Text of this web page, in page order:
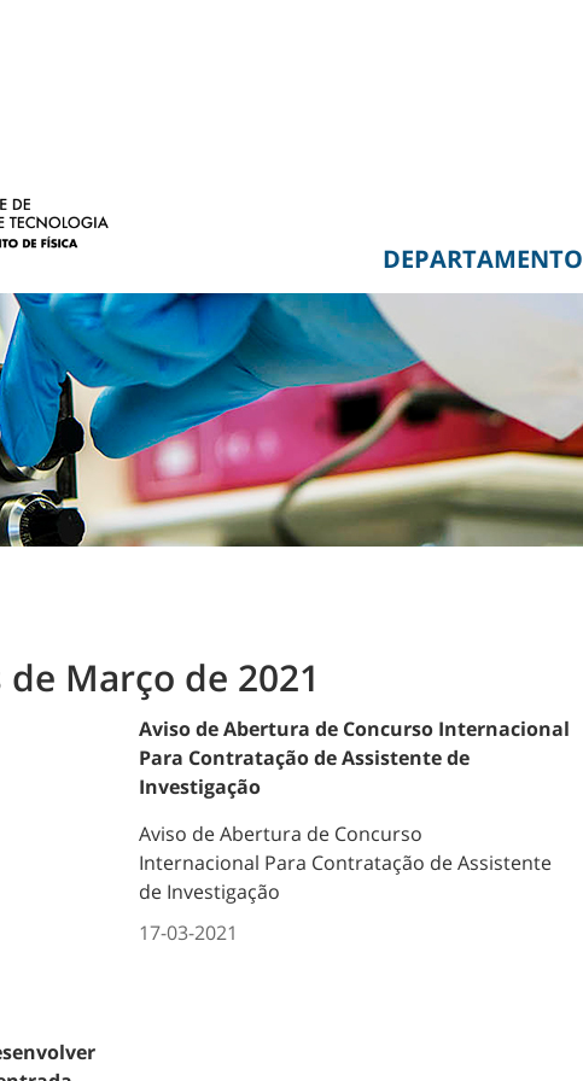
DEPARTAMENTO
Março de 2021
Aviso de Abertura de Concurso Internacional
Para Contratação de Assistente de
Investigação
Aviso de Abertura de Concurso
Internacional Para Contratação de Assistente
de Investigação
17-03-2021